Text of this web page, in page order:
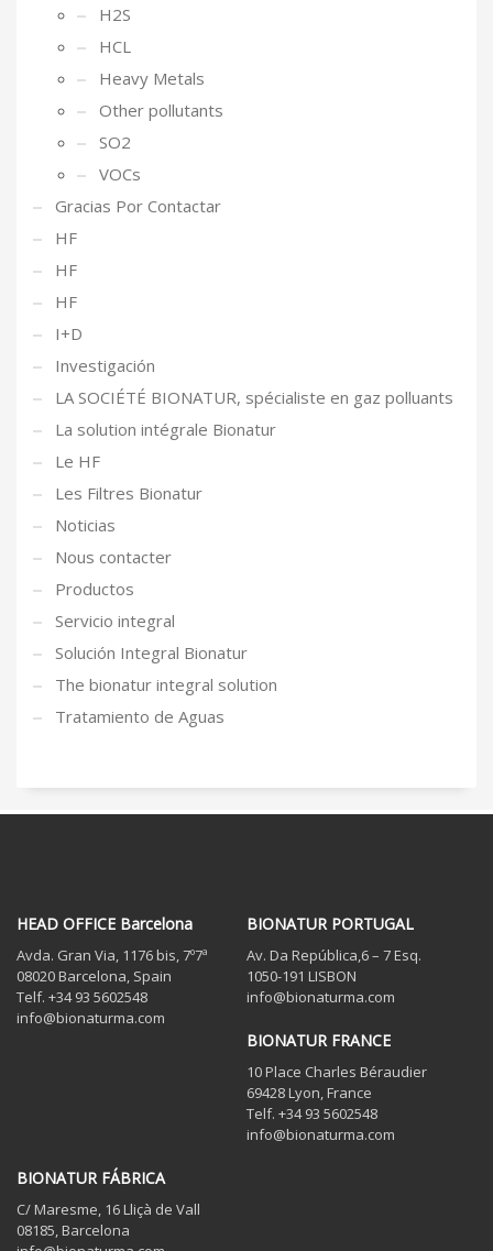
H2S
HCL
Heavy Metals
Other pollutants
SO2
VOCs
Gracias Por Contactar
HF
HF
HF
I+D
Investigación
LA SOCIÉTÉ BIONATUR, spécialiste en gaz polluants
La solution intégrale Bionatur
Le HF
Les Filtres Bionatur
Noticias
Nous contacter
Productos
Servicio integral
Solución Integral Bionatur
The bionatur integral solution
Tratamiento de Aguas
HEAD OFFICE Barcelona
Avda. Gran Via, 1176 bis, 7º7ª
08020 Barcelona, Spain
Telf. +34 93 5602548
info@bionaturma.com
BIONATUR PORTUGAL
Av. Da República,6 – 7 Esq.
1050-191 LISBON
info@bionaturma.com
BIONATUR FRANCE
10 Place Charles Béraudier
69428 Lyon, France
Telf. +34 93 5602548
info@bionaturma.com
BIONATUR FÁBRICA
C/ Maresme, 16 Lliçà de Vall
08185, Barcelona